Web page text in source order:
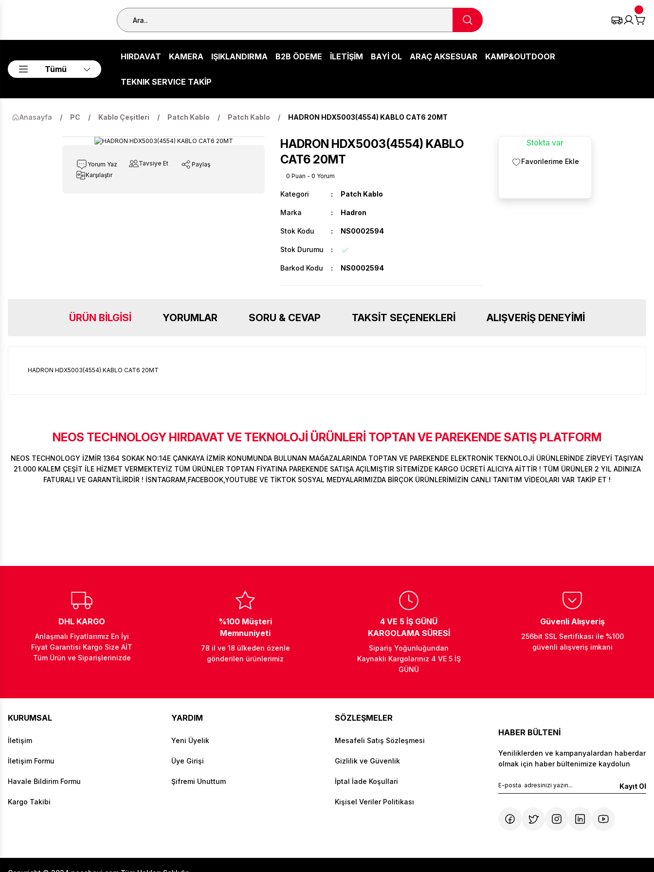
Tümü
HIRDAVAT KAMERA IŞIKLANDIRMA B2B ÖDEME İLETİŞİM BAYİ OL ARAÇ AKSESUAR KAMP&OUTDOOR
TEKNIK SERVICE TAKİP
Anasayfa PC Kablo Çeşitleri Patch Kablo Patch Kablo HADRON HDX5003(4554) KABLO CAT6 20MT
Yorum Yaz Tavsiye Et
Paylaş
Karşılaştır
HADRON HDX5003(4554) KABLO
CAT6 20MT
0 Puan - 0 Yorum
Kategori Patch Kablo
Marka Hadron
Stok Kodu NS0002594
Stok Durumu
Barkod Kodu NS0002594
Stokta var
ÜRÜN BILGISI YORUMLAR SORU & CEVAP TAKSIT SEÇENEKLERI ALIŞVERIŞ DENEYIMI
HADRON HDX5003(4554) KABLO CAT6 20MT
Bu ürüne ilk yorumu siz yapın!
Yorum Yaz
Ürün hakkında henüz soru sorulmamış.
Soru Sor
Sitemize ilk yorumu siz yapın!
Deneyimini Paylaş
NEOS TECHNOLOGY HIRDAVAT VE TEKNOLOJİ ÜRÜNLERİ TOPTAN VE PAREKENDE SATIŞ PLATFORM
NEOS TECHNOLOGY İZMİR 1364 SOKAK NO:14E ÇANKAYA İZMİR KONUMUNDA BULUNAN MAĞAZALARINDA TOPTAN VE PAREKENDE ELEKTRONİK TEKNOLOJİ ÜRÜNLERİNDE ZİRVEYİ TAŞIYAN
21.000 KALEM ÇEŞİT İLE HİZMET VERMEKTEYİZ TÜM ÜRÜNLER TOPTAN FİYATINA PAREKENDE SATIŞA AÇILMIŞTIR SİTEMİZDE KARGO ÜCRETİ ALICIYA AİTTİR ! TÜM ÜRÜNLER 2 YIL ADINIZA
FATURALI VE GARANTİLİRDİR ! İSNTAGRAM,FACEBOOK,YOUTUBE VE TİKTOK SOSYAL MEDYALARIMIZDA BİRÇOK ÜRÜNLERİMİZİN CANLI TANITIM VİDEOLARI VAR TAKİP ET !
DHL KARGO
Anlaşmalı Fiyatlarımız En İyi
Fiyat Garantisi Kargo Size AİT
Tüm Ürün ve Siparişlerinizde
%100 Müşteri
Memnuniyeti
78 il ve 18 ülkeden özenle
gönderilen ürünlerimiz
4 VE 5 İŞ GÜNÜ
KARGOLAMA SÜRESİ
Sipariş Yoğunluğundan
Kaynaklı Kargolarınız 4 VE 5 İŞ
GÜNÜ
Güvenli Alışveriş
256bit SSL Sertifikası ile %100
güvenli alışveriş imkanı
KURUMSAL
İletişim
İletişim Formu
Havale Bildirim Formu
Kargo Takibi
YARDIM
Yeni Üyelik
Üye Girişi
Şifremi Unuttum
SÖZLEŞMELER
Mesafeli Satış Sözleşmesi
Gizlilik ve Güvenlik
İptal İade Koşullari
Kişisel Veriler Politikası
HABER BÜLTENİ
Yeniliklerden ve kampanyalardan haberdar
olmak için haber bültenimize kaydolun
Kayıt Ol